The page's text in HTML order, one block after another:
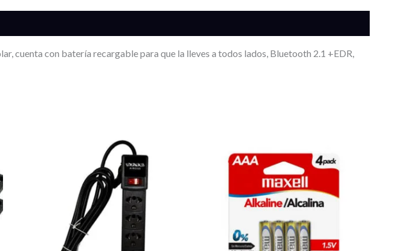
cuenta con batería recargable para que la lleves a todos lados, Bluetooth 2.1 +EDR,